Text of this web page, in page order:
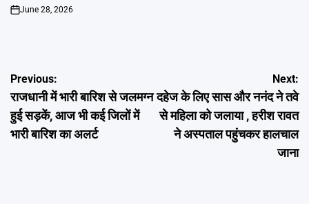
on
June 28, 2026
Post
navigation
Previous:
राजधानी में भारी बारिश से जलमग्न
हुई सड़कें, आज भी कई जिलों में
भारी बारिश का अलर्ट
Next:
दहेज के लिए सास और ननंद ने तवे
से महिला को जलाया , हरीश रावत
ने अस्पताल पहुंचकर हालचाल
जाना